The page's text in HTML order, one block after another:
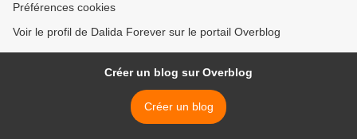
Préférences cookies
Voir le profil de Dalida Forever sur le portail Overblog
Créer un blog sur Overblog
Créer un blog